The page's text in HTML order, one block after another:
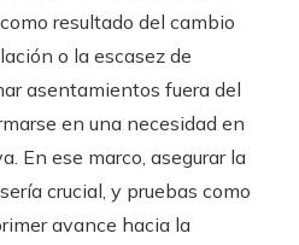
resultado del cambio
o la escasez de
asentamientos fuera del
en una necesidad en
En ese marco, asegurar la
crucial, y pruebas como
avance hacia la